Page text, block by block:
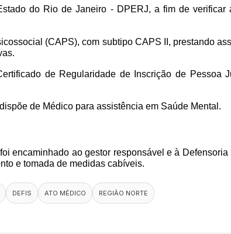
do Rio de Janeiro - DPERJ, a fim de
(CAPS), com subtipo CAPS II, prestando
de Regularidade de Inscrição de Pessoa
de Médico para assistência em Saúde Mental.
encaminhado ao gestor responsável e à
e tomada de medidas cabíveis.
DEFIS ATO MÉDICO REGIÃO NORTE